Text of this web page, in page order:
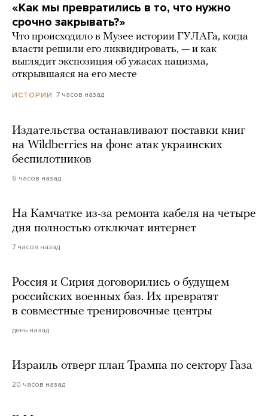
«Как мы превратились в то, что нужно
срочно закрывать?»
Что происходило в Музее истории ГУЛАГа, когда
власти решили его ликвидировать, — и как
выглядит экспозиция об ужасах нацизма,
открывшаяся на его месте
ИСТОРИИ 7 часов назад
Издательства останавливают поставки книг
на Wildberries на фоне атак украинских
беспилотников
6 часов назад
На Камчатке из-за ремонта кабеля на четыре
дня полностью отключат интернет
7 часов назад
Россия и Сирия договорились о будущем
российских военных баз. Их превратят
в совместные тренировочные центры
день назад
Израиль отверг план Трампа по сектору Газа
20 часов назад